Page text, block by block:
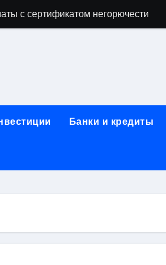
с сертификатом негорючести
и направляющих для
лотков для хранения
этапы строительства, проверка
Банки и кредиты